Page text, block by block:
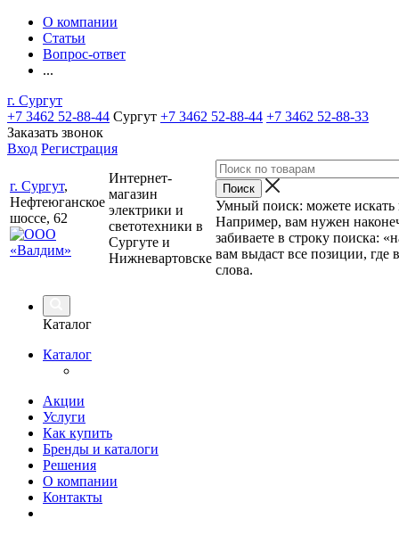
О компании
Статьи
Вопрос-ответ
...
г. Сургут
+7 3462 52-88-44 Сургут +7 3462 52-88-44 +7 3462 52-88-33
Заказать звонок
Вход Регистрация
г. Сургут,
Нефтеюганское
шоссе, 62
Интернет-
магазин
электрики и
светотехники в
Сургуте и
Нижневартовске
Умный поиск: можете искать
Например, вам нужен
забиваете в строку поиска:
вам выдаст все позиции, где
слова.
Каталог
Каталог
Акции
Услуги
Как купить
Бренды и каталоги
Решения
О компании
Контакты